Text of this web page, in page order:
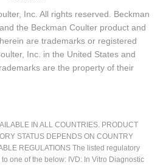
Inc. All rights reserved. Beckman
the Beckman Coulter product and
are trademarks or registered
Inc. in the United States and
are the property of their
IN ALL COUNTRIES. PRODUCT
STATUS DEPENDS ON COUNTRY
REGULATIONS The listed regulatory
one of the below: IVD: In Vitro Diagnostic